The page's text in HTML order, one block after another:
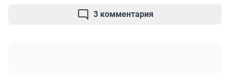
3 комментария